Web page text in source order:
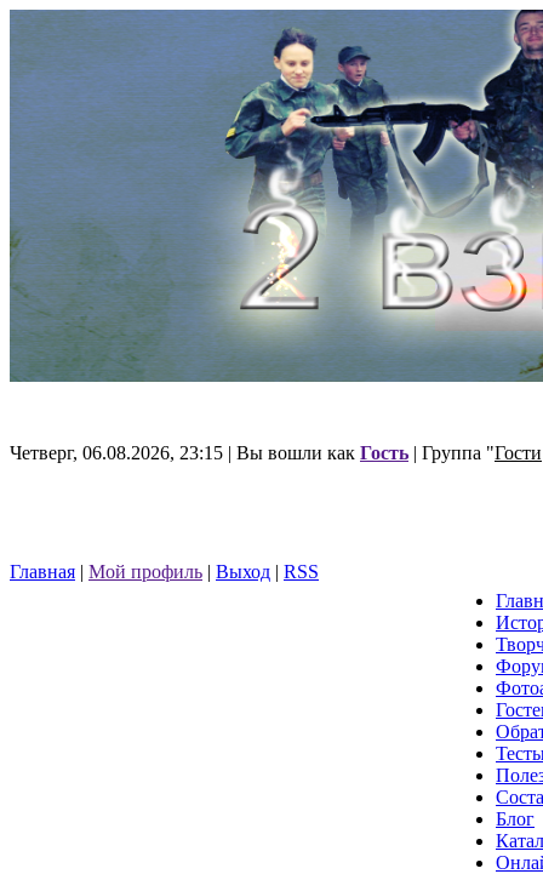
Четверг, 06.08.2026, 23:15 | Вы вошли как Гость | Группа "Гости
Главная | Мой профиль | Выход | RSS
Блог